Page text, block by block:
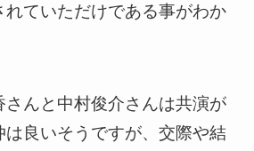
れていただけである事がわか
さんと中村俊介さんは共演が
は良いそうですが、交際や結